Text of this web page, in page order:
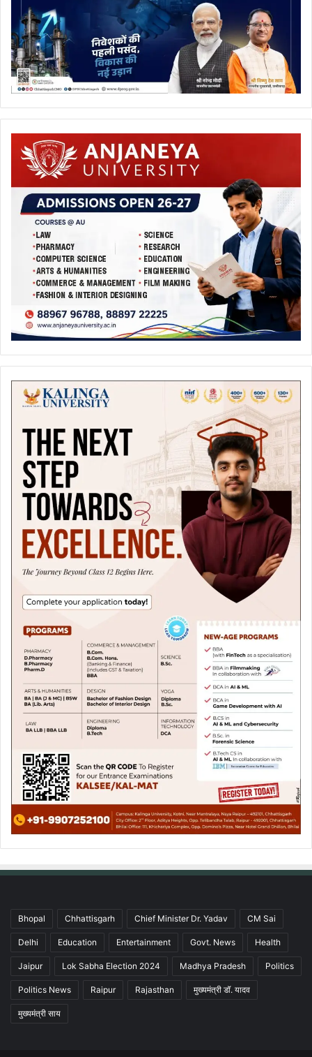
Bhopal Chhattisgarh Chief Minister Dr. Yadav CM Sai
Delhi Education Entertainment Govt. News Health
Jaipur Lok Sabha Election 2024 Madhya Pradesh Politics
Politics News Raipur Rajasthan मुख्यमंत्री डॉ. यादव
मुख्यमंत्री साय